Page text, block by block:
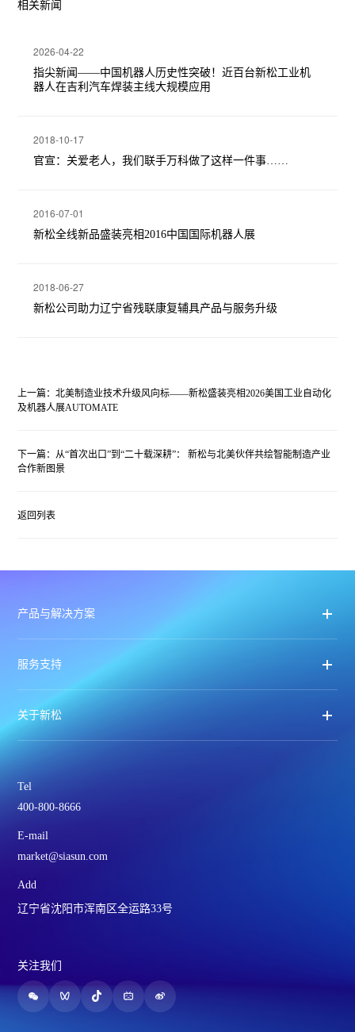
相关新闻
2026-04-22
指尖新闻——中国机器人历史性突破！近百台新松工业机
器人在吉利汽车焊装主线大规模应用
2018-10-17
官宣：关爱老人，我们联手万科做了这样一件事……
2016-07-01
新松全线新品盛装亮相2016中国国际机器人展
2018-06-27
新松公司助力辽宁省残联康复辅具产品与服务升级
上一篇：北美制造业技术升级风向标——新松盛装亮相2026美国工业自动化
及机器人展AUTOMATE
下一篇：从“首次出口”到“二十载深耕”： 新松与北美伙伴共绘智能制造产业
合作新图景
返回列表
产品与解决方案
服务支持
关于新松
Tel
400-800-8666
E-mail
market@siasun.com
Add
辽宁省沈阳市浑南区全运路33号
关注我们